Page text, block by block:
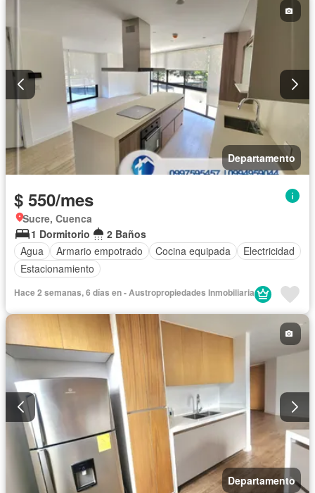
Departamento
$ 550/mes
Sucre, Cuenca
1 Dormitorio
2 Baños
Agua
Armario empotrado Cocina equipada
Electricidad
Estacionamiento
Hace 2 semanas, 6 días en - Austropropiedades Inmobiliaria
Departamento